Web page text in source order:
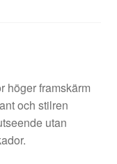
höger framskärm
och stilren
utan